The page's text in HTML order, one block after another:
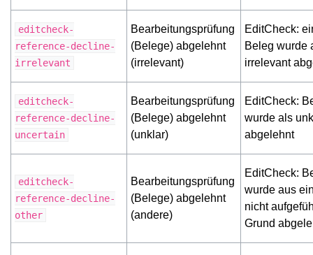
editcheck-
reference-decline-
irrelevant
Bearbeitungsprüfung
(Belege) abgelehnt
(irrelevant)
EditCheck:
Beleg wurde
irrelevant
editcheck-
reference-decline-
uncertain
Bearbeitungsprüfung
(Belege) abgelehnt
(unklar)
EditCheck:
wurde als
abgelehnt
editcheck-
reference-decline-
other
Bearbeitungsprüfung
(Belege) abgelehnt
(andere)
EditCheck:
wurde aus
nicht
Grund